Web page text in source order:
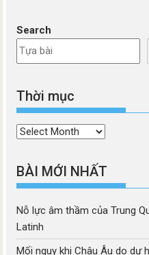
Search
Thời mục
Thời
BÀI MỚI NHẤT
Nỗ lực âm thầm của Trung
Latinh
Mối nguy khi Châu Âu do dự